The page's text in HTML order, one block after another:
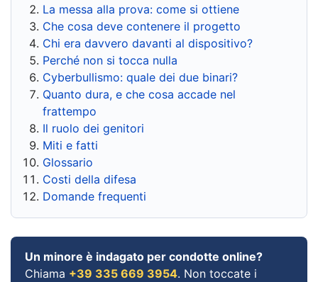
La messa alla prova: come si ottiene
Che cosa deve contenere il progetto
Chi era davvero davanti al dispositivo?
Perché non si tocca nulla
Cyberbullismo: quale dei due binari?
Quanto dura, e che cosa accade nel
frattempo
Il ruolo dei genitori
Miti e fatti
Glossario
Costi della difesa
Domande frequenti
Un minore è indagato per condotte online?
Chiama +39 335 669 3954. Non toccate i